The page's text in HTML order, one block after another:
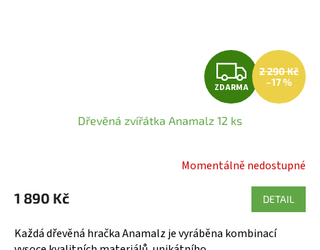
Z
D
R
M
A
ZDARMA
2 290 Kč
–17 %
Dřevěná zvířátka Anamalz 12 ks
produktu
5,0
Momentálně nedostupné
1 890 Kč DETAIL
Každá dřevěná hračka Anamalz je vyráběna kombinací